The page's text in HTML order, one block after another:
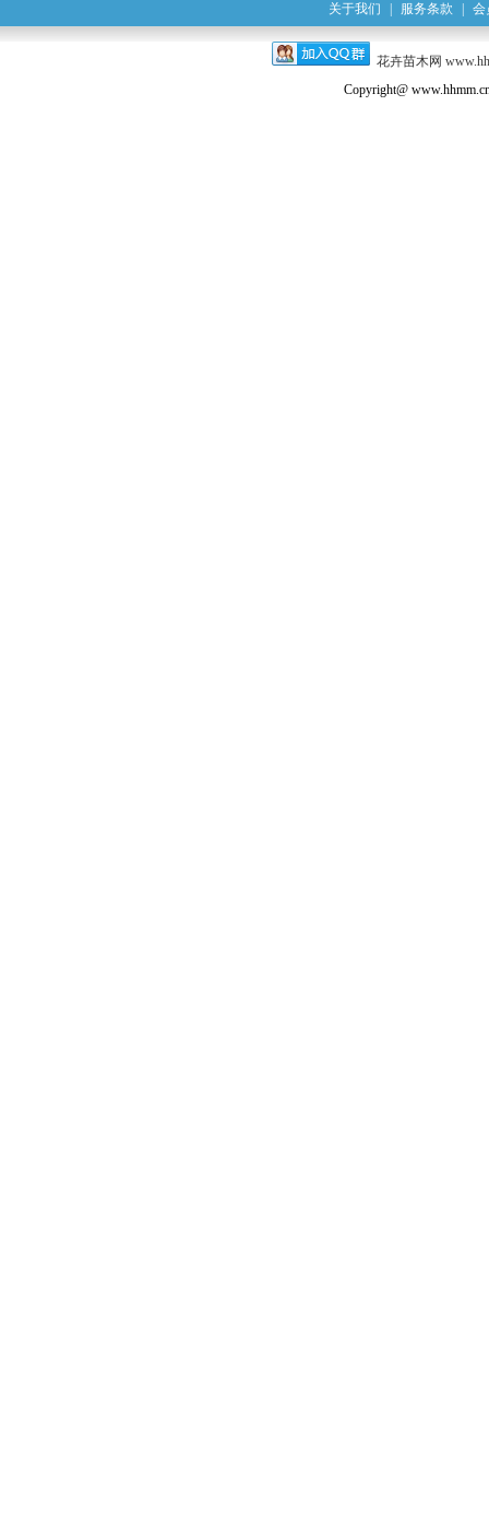
关于我们 服务条款 会
花卉苗木网
Copyright@